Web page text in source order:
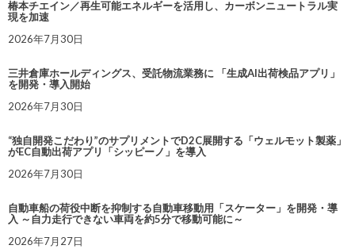
椿本チエイン／再生可能エネルギーを活用し、カーボンニュートラル実
現を加速
2026年7月30日
三井倉庫ホールディングス、受託物流業務に 「生成AI出荷検品アプリ」
を開発・導入開始
2026年7月30日
“独自開発こだわり”のサプリメントでD2C展開する「ウェルモット製薬」
がEC自動出荷アプリ「シッピーノ」を導入
2026年7月30日
自動車船の荷役中断を抑制する自動車移動用「スケーター」を開発・導
入 ～自力走行できない車両を約5分で移動可能に～
2026年7月27日